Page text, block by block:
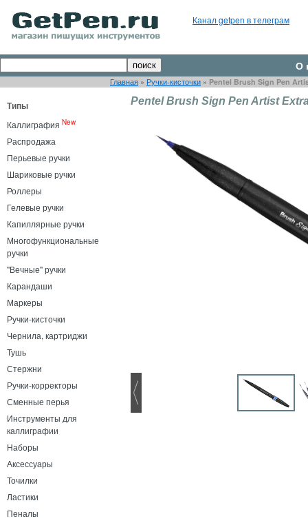
Канал getpen в телеграм
О
Главная » Ручки-кисточки » Pentel Brush Sign Pen
Типы
Каллиграфия New
Распродажа
Перьевые ручки
Шариковые ручки
Роллеры
Гелевые ручки
Капиллярные ручки
Многофункциональные
ручки
"Вечные" ручки
Карандаши
Маркеры
Ручки-кисточки
Чернила, картриджи
Тушь
Стержни
Ручки-корректоры
Сменные перья
Инструменты для
каллиграфии
Наборы
Аксессуары
Точилки
Ластики
Пеналы
Pentel Brush Sign Pen Artist